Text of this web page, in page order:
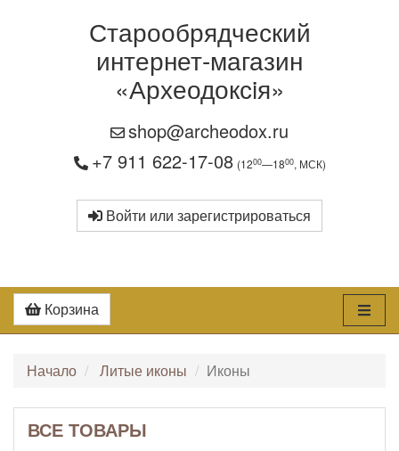
Старообрядческий
интернет-магазин
«Археодоксiя»
shop@archeodox.ru
+7 911 622-17-08 (1200—1800, МСК)
Войти или зарегистрироваться
Корзина
Начало Литые иконы Иконы
ВСЕ ТОВАРЫ